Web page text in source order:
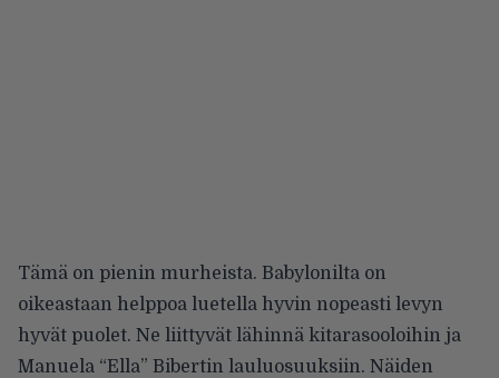
Tämä on pienin murheista. Babylonilta on
oikeastaan helppoa luetella hyvin nopeasti levyn
hyvät puolet. Ne liittyvät lähinnä kitarasooloihin ja
Manuela “Ella” Bibertin lauluosuuksiin. Näiden